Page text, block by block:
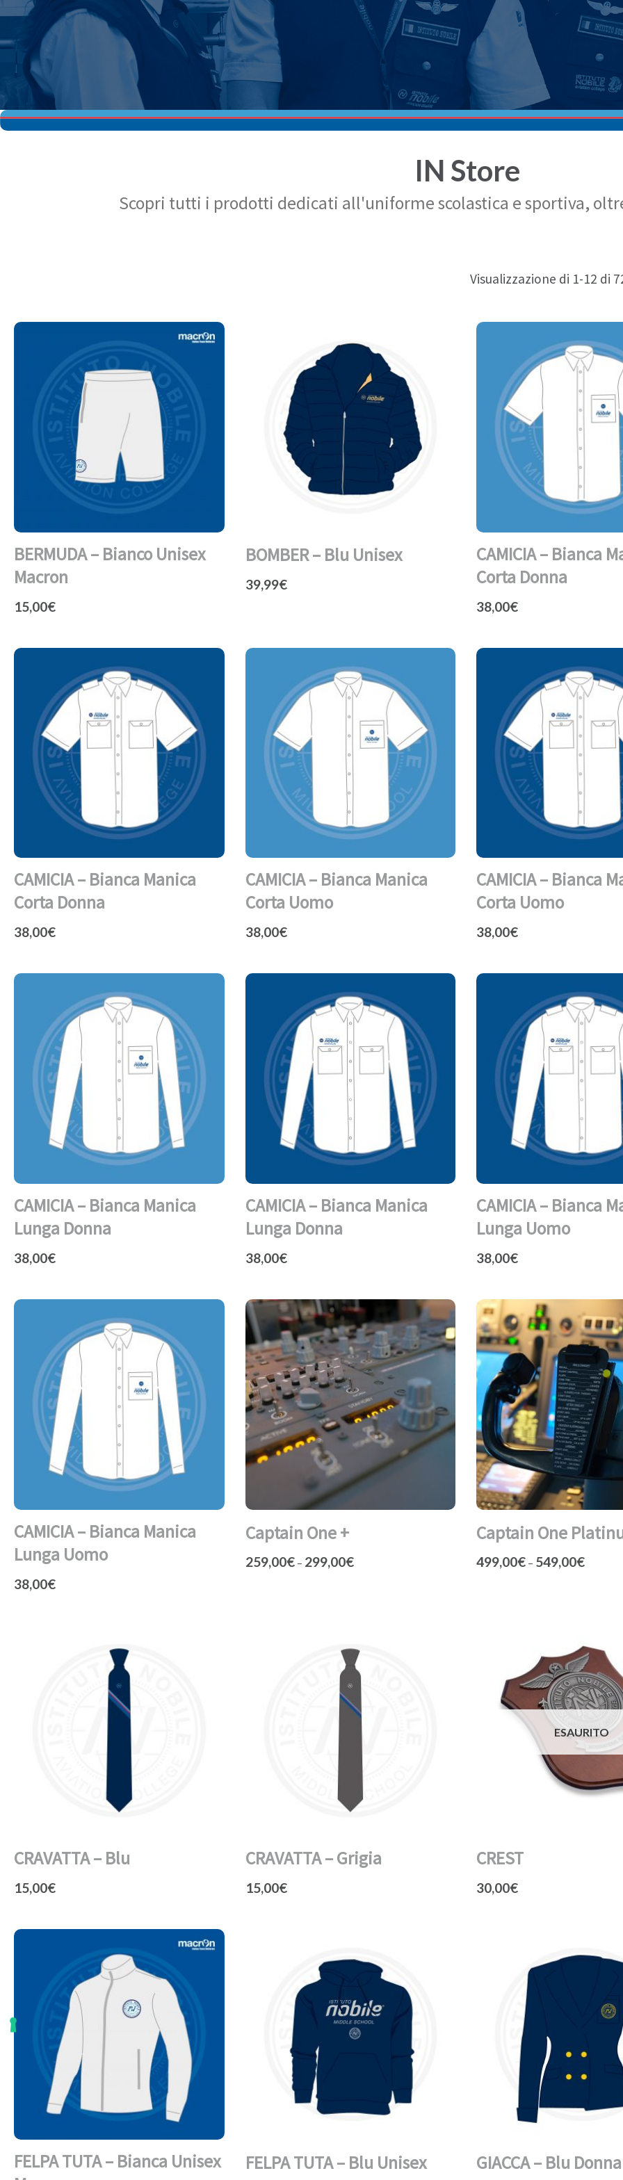
IN Store
Scopri tutti i prodotti dedicati all'uniforme scolastica e sportiva,
Visualizzazione di 1-12 di
BERMUDA – Bianco Unisex
Macron
15,00€
BOMBER – Blu Unisex
39,99€
CAMICIA – Bianca
Corta Donna
38,00€
CAMICIA – Bianca Manica
Corta Donna
38,00€
CAMICIA – Bianca Manica
Corta Uomo
38,00€
CAMICIA – Bianca
Corta Uomo
38,00€
CAMICIA – Bianca Manica
Lunga Donna
38,00€
CAMICIA – Bianca Manica
Lunga Donna
38,00€
CAMICIA – Bianca
Lunga Uomo
38,00€
CAMICIA – Bianca Manica
Lunga Uomo
38,00€
Captain One +
259,00€– 299,00€
Captain One
499,00€ – 549,00€
CRAVATTA – Blu
15,00€
CRAVATTA – Grigia
15,00€
ESAURITO
CREST
30,00€
FELPA TUTA – Bianca Unisex
FELPA TUTA – Blu Unisex GIACCA – Blu Donna